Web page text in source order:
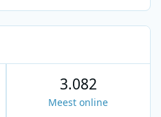
3.082
Meest online